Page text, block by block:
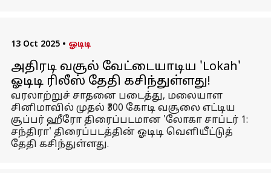
13 Oct 2025 • ஓடிடி
அதிரடி வசூல் வேட்டையாடிய 'Lokah'
ஓடிடி ரிலீஸ் தேதி கசிந்துள்ளது!
வரலாற்றுச் சாதனை படைத்து, மலையாள
சினிமாவில் முதல் ₹300 கோடி வசூலை எட்டிய
சூப்பர் ஹீரோ திரைப்படமான 'லோகா சாப்டர் 1:
சந்திரா' திரைப்படத்தின் ஓடிடி வெளியீட்டுத்
தேதி கசிந்துள்ளது.